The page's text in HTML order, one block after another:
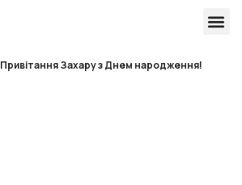
Привітання Захару з Днем народження!